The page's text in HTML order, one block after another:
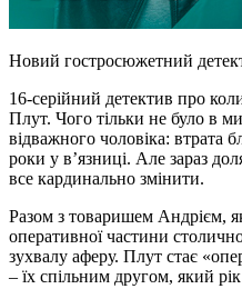
Новий гостросюжетний
16-серійний детектив про
Плут. Чого тільки не було в
відважного чоловіка: втрата
роки у в’язниці. Але зараз
все кардинально змінити.
Разом з товаришем Андрієм,
оперативної частини
зухвалу аферу. Плут стає
– їх спільним другом, який